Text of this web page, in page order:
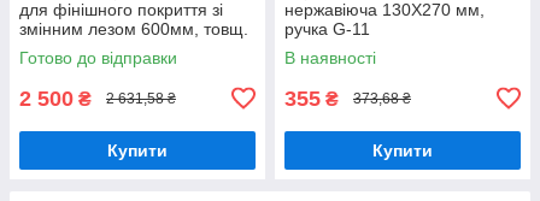
для фінішного покриття зі
змінним лезом 600мм, товщ.
0,5мм
Готово до відправки
2 500 ₴ 2 631,58 ₴
Купити
нержавіюча 130Х270 мм,
ручка G-11
В наявності
355 ₴ 373,68 ₴
Купити